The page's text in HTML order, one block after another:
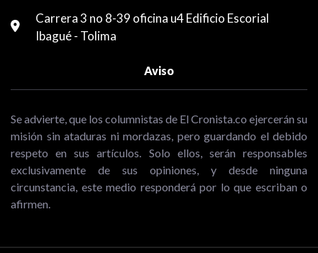
Carrera 3 no 8-39 oficina u4 Edificio Escorial
Ibagué - Tolima
Aviso
Se advierte, que los columnistas de El Cronista.co ejercerán su
misión sin ataduras ni mordazas, pero guardando el debido
respeto en sus artículos. Solo ellos, serán responsables
exclusivamente de sus opiniones, y desde ninguna
circunstancia, este medio responderá por lo que escriban o
afirmen.